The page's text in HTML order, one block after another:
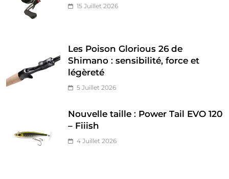
15 Juillet 2026
Les Poison Glorious 26 de
Shimano : sensibilité, force et
légèreté
5 Juillet 2026
Nouvelle taille : Power Tail EVO 120
– Fiiish
4 Juillet 2026